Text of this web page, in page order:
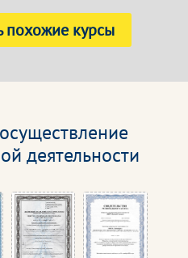
похожие курсы
деятельности